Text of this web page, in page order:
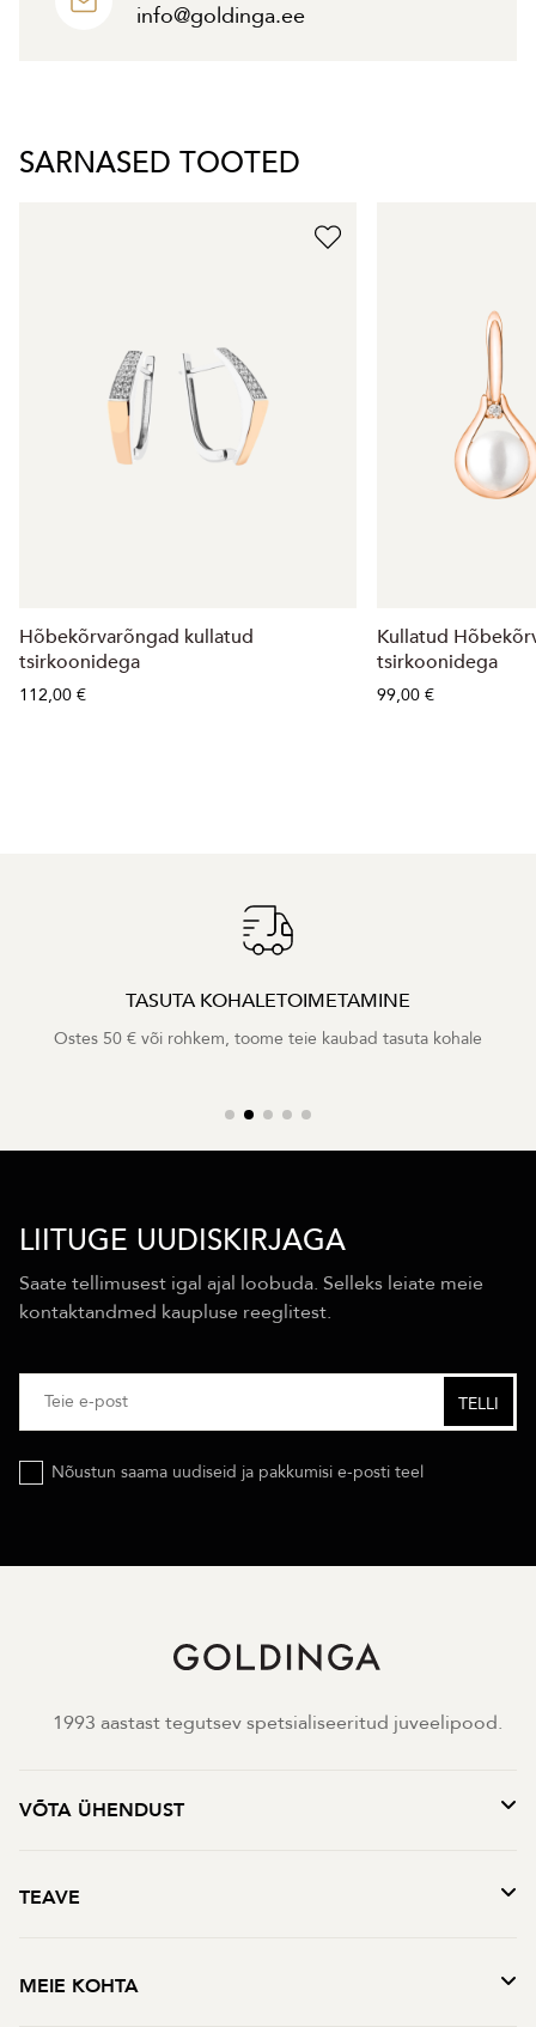
info@goldinga.ee
SARNASED TOOTED
Hõbekõrvarõngad kullatud
tsirkoonidega
112,00 €
Kullatud
tsirkoonidega
99,00 €
TASUTA KOHALETOIMETAMINE
Ostes 50 € või rohkem, toome teie kaubad tasuta kohale
LIITUGE UUDISKIRJAGA
Saate tellimusest igal ajal loobuda. Selleks leiate meie
kontaktandmed kaupluse reeglitest.
Nõustun saama uudiseid ja pakkumisi e-posti teel
1993 aastast tegutsev spetsialiseeritud juveelipood.
VÕTA ÜHENDUST
TEAVE
MEIE KOHTA